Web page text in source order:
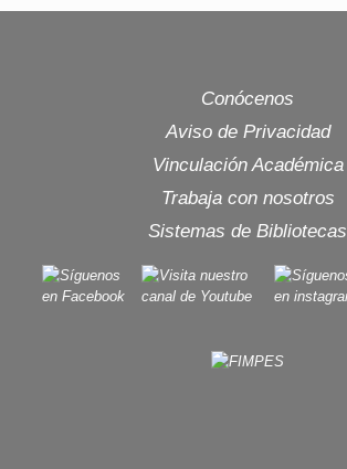
Conócenos
Aviso de Privacidad
Vinculación Académica
Trabaja con nosotros
Sistemas de Bibliotecas